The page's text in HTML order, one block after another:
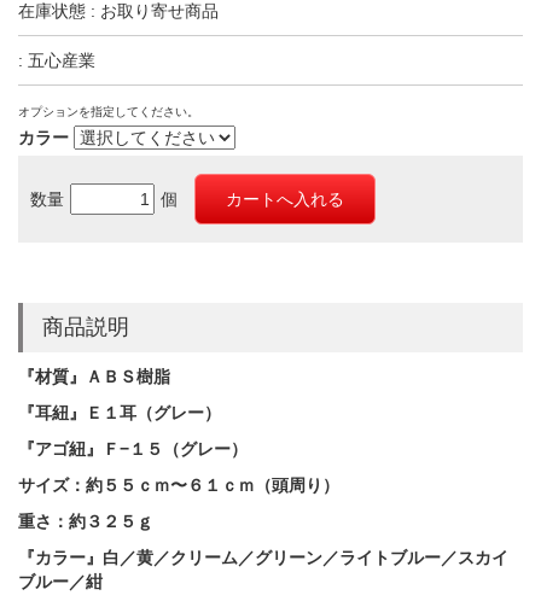
在庫状態 : お取り寄せ商品
: 五心産業
オプションを指定してください。
カラー
数量 個
商品説明
『材質』ＡＢＳ樹脂
『耳紐』Ｅ１耳（グレー）
『アゴ紐』Ｆ−１５（グレー）
サイズ：約５５ｃｍ〜６１ｃｍ（頭周り）
重さ：約３２５ｇ
『カラー』白／黄／クリーム／グリーン／ライトブルー／スカイ
ブルー／紺